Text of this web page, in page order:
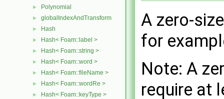
► Polynomial
► globalIndexAndTransform
► Hash
► Hash< Foam::label >
► Hash< Foam::string >
► Hash< Foam::word >
► Hash< Foam::fileName >
► Hash< Foam::wordRe >
► Hash< Foam::keyType >
A zero-
for
Note: A
require at